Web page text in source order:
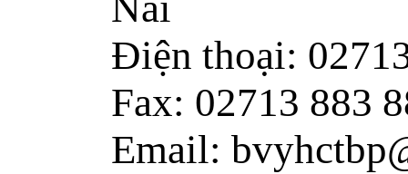
Điện thoại:
Fax: 02713 883
Email: